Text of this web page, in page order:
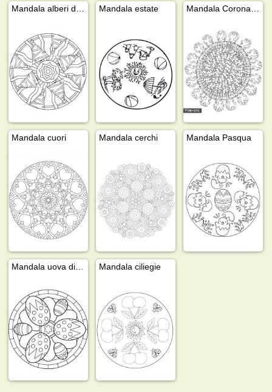
Mandala estate
Mandala cuori Mandala cerchi Mandala Pasqua
Mandala ciliegie